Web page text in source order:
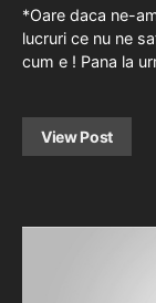
*Oare daca ne-
lucruri ce nu ne
cum e ! Pana la
View Post